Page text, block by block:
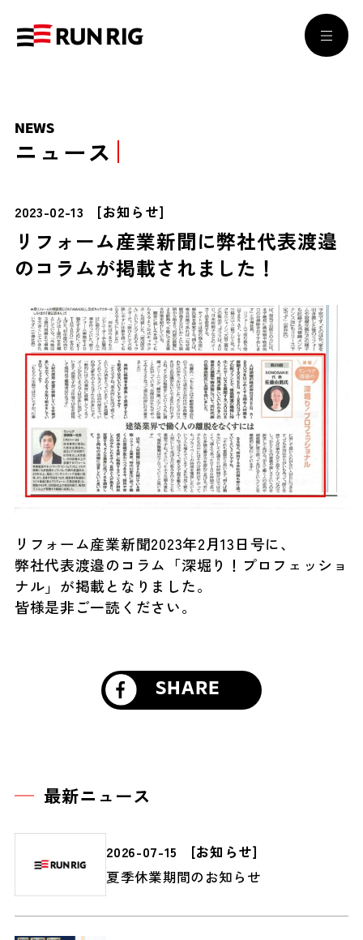
NEWS
ニュース
2023-02-13 [お知らせ]
リフォーム産業新聞に弊社代表渡邉
のコラムが掲載されました！
リフォーム産業新聞2023年2月13日号に、
弊社代表渡邉のコラム「深堀り！プロフェッショ
ナル」が掲載となりました。
皆様是非ご一読ください。
SHARE
最新ニュース
2026-07-15 [お知らせ]
夏季休業期間のお知らせ